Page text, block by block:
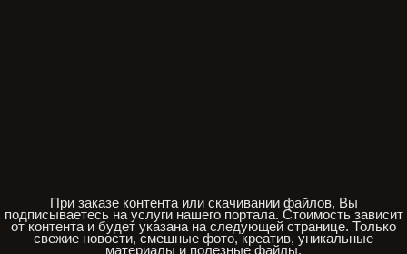
При заказе контента или скачивании файлов, Вы
подписываетесь на услуги нашего портала. Стоимость зависит
от контента и будет указана на следующей странице. Только
свежие новости, смешные фото, креатив, уникальные
материалы и полезные файлы.